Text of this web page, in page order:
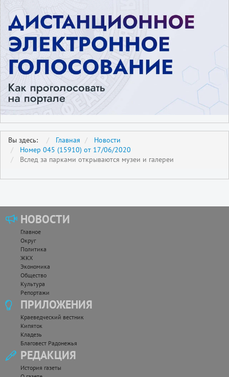
Вы здесь: Главная
Новости
Номер 045 (15910) от 17/06/2020
Вслед за парками открываются музеи и галереи
НОВОСТИ
Главное
Округ
Политика
ЖКХ
Экономика
Общество
Культура
Репортажи
ПРИЛОЖЕНИЯ
Краеведческий вестник
Кипяток
Кладезь
Благовест Радонежья
РЕДАКЦИЯ
История газеты